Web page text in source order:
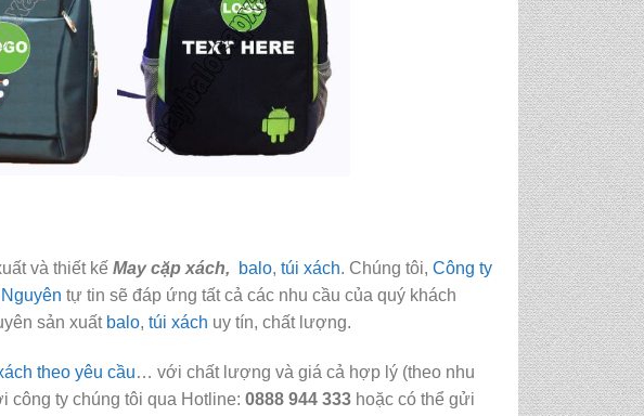
và thiết kế May cặp xách, balo, túi xách. Chúng tôi, Công ty
tự tin sẽ đáp ứng tất cả các nhu cầu của quý khách
sản xuất balo, túi xách uy tín, chất lượng.
theo yêu cầu… với chất lượng và giá cả hợp lý (theo nhu
công ty chúng tôi qua Hotline: 0888 944 333hoặc có thể gửi